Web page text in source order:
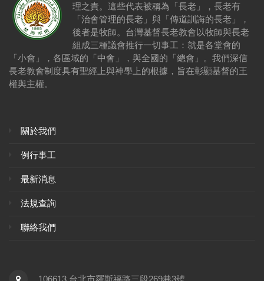
理之責。這些代表被稱為「長老」，長老有
「治會管理的長老」與「傳道訓誨的長老」，
後者是牧師。台灣基督長老教會以牧師與長老
組成三種議會推行一切事工：就是各堂會的
「小會」，各區域的「中會」，與全國的「總會」。我們深信
長老教會制度具有聖經上與神學上的根據，旨在彰顯基督的王
權與主權。
關於我們
例行事工
最新消息
法規查詢
聯絡我們
106613 台北市羅斯福路三段269巷3號